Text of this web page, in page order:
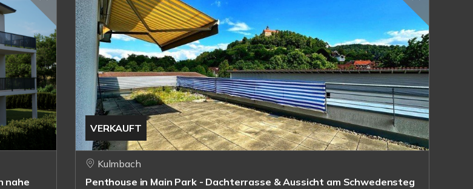
nahe
VERKAUFT
Kulmbach
Penthouse in Main Park - Dachterrasse & Aussicht am Schwedensteg